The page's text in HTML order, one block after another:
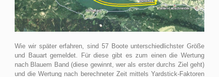
Wie wir später erfahren, sind 57 Boote unterschiedlichster Größe
und Bauart gemeldet. Für diese gibt es zum einen die Wertung
nach Blauem Band (diese gewinnt, wer als erster durchs Ziel geht)
und die Wertung nach berechneter Zeit mittels Yardstick-Faktoren